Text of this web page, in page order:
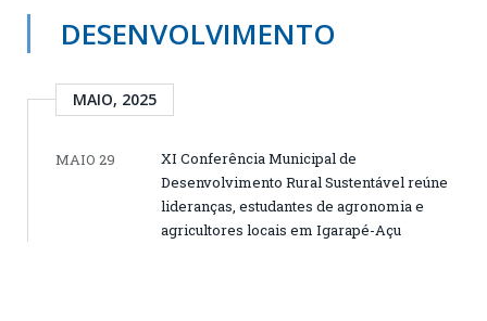
DESENVOLVIMENTO
MAIO, 2025
MAIO 29
XI Conferência Municipal de
Desenvolvimento Rural Sustentável reúne
lideranças, estudantes de agronomia e
agricultores locais em Igarapé-Açu